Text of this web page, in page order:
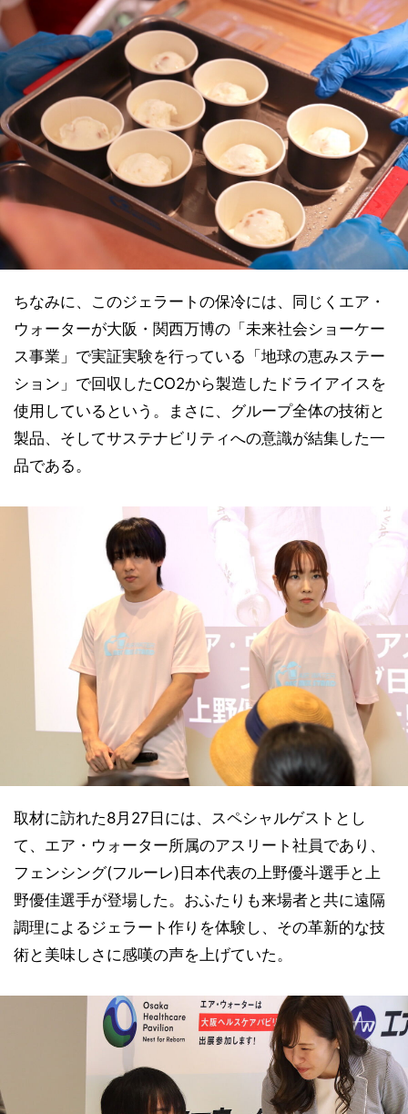
ちなみに、このジェラートの保冷には、同じくエア・
ウォーターが大阪・関西万博の「未来社会ショーケー
ス事業」で実証実験を行っている「地球の恵みステー
ション」で回収したCO2から製造したドライアイスを
使用しているという。まさに、グループ全体の技術と
製品、そしてサステナビリティへの意識が結集した一
品である。
取材に訪れた8月27日には、スペシャルゲストとし
て、エア・ウォーター所属のアスリート社員であり、
フェンシング(フルーレ)日本代表の上野優斗選手と上
野優佳選手が登場した。おふたりも来場者と共に遠隔
調理によるジェラート作りを体験し、その革新的な技
術と美味しさに感嘆の声を上げていた。